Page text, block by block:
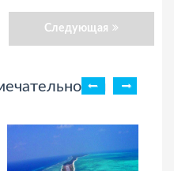
Следующая